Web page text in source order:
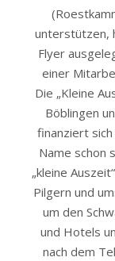
unterstützen,
Flyer
einer
Die „Kleine
Böblingen
finanziert
Name schon
„kleine
Pilgern und
um den
und Hotels
nach dem